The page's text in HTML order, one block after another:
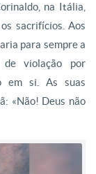
na Itália,
sacrifícios. Aos
para sempre a
violação por
em si. As suas
«Não! Deus não